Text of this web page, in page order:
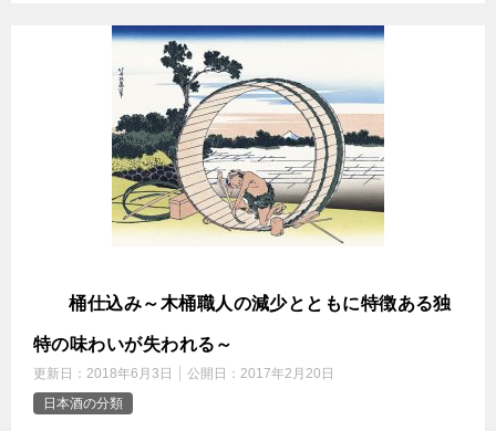
木桶仕込み～木桶職人の減少とともに特徴ある独
特の味わいが失われる～
更新日： 2018年6月3日 公開日： 2017年2月20日
日本酒の分類